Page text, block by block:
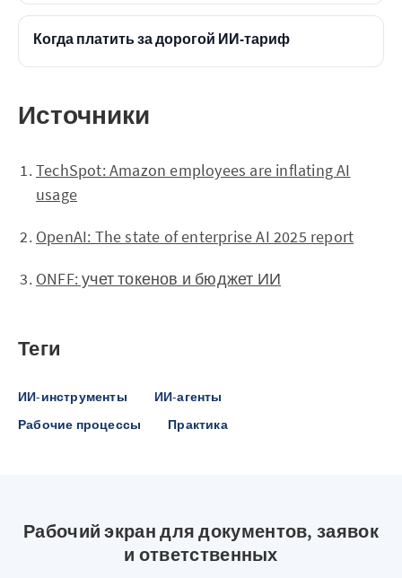
Когда платить за дорогой ИИ-тариф
Источники
TechSpot: Amazon employees are inflating AI
usage
OpenAI: The state of enterprise AI 2025 report
ONFF: учет токенов и бюджет ИИ
Теги
ИИ-инструменты
ИИ-агенты
Рабочие процессы
Практика
Рабочий экран для документов, заявок
и ответственных